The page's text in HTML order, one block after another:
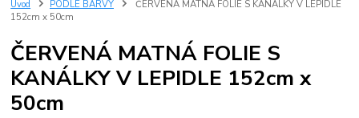
Úvod PODLE BARVY
ČERVENÁ MATNÁ FOLIE S KANÁLKY V LEPIDLE
152cm x 50cm
ČERVENÁ MATNÁ FOLIE S
KANÁLKY V LEPIDLE 152cm x
50cm